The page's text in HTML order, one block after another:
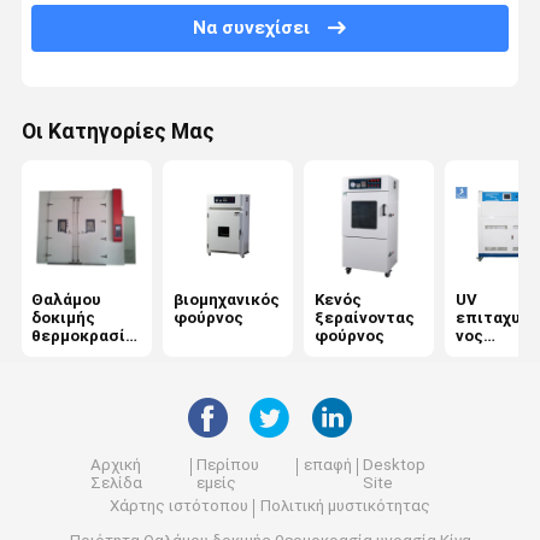
Μηχανής έλξεως
πλαστικός εξοπλισμός δοκιμής
Εξοπλισμό δοκιμών καουτσούκ
Αλάτι θαλάμου δοκιμής ψεκασμού
Εξοπλισμός δοκιμής συσκευασίας
όργανα δοκιμής εγγράφου
υφαντικός εξοπλισμός δοκιμής
Συγκολλητικός εξοπλισμός δοκιμής
Να συνεχίσει
Οι Κατηγορίες Μας
Θαλάμου
δοκιμής
θερμοκρασία
βιομηχανικός
φούρνος
Κενός
ξεραίνοντας
φούρνος
UV
νος
Αρχική
Σελίδα
Περίπου
εμείς
επαφή
Desktop
Site
Χάρτης ιστότοπου
Πολιτική μυστικότητας